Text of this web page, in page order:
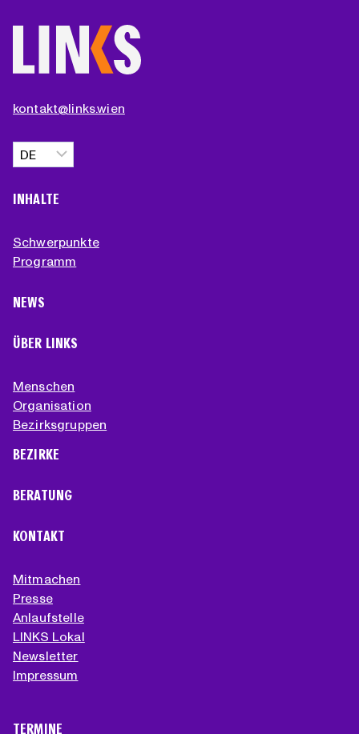
kontakt@links.wien
Sprache
auswählen
INHALTE
Schwerpunkte
Programm
NEWS
ÜBER LINKS
Menschen
Organisation
Bezirksgruppen
BEZIRKE
BERATUNG
KONTAKT
Mitmachen
Presse
Anlaufstelle
LINKS Lokal
Newsletter
Impressum
TERMINE